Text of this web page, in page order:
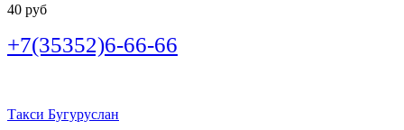
40 руб
+7(35352)6-66-66
Такси Бугуруслан